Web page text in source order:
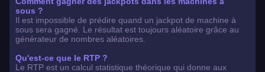
sous ?
Il est impossible de prédire quand un jackpot de machine à
sous sera gagné. Le résultat est toujours aléatoire grâce au
générateur de nombres aléatoires.
Qu'est-ce que le RTP ?
Le RTP est un calcul statistique théorique qui donne aux